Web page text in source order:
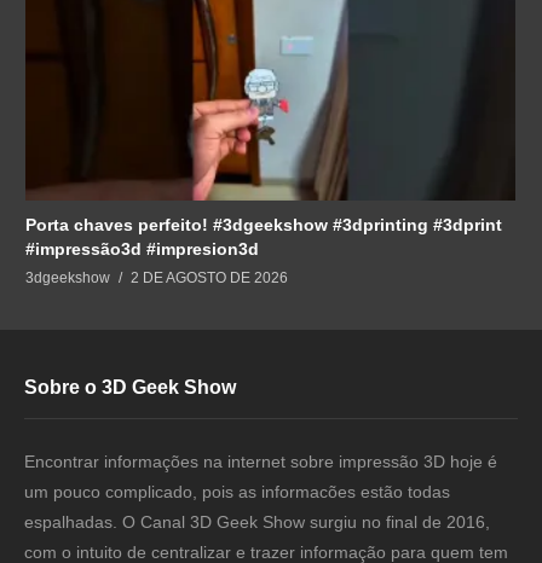
Porta chaves perfeito! #3dgeekshow #3dprinting #3dprint
#impressão3d #impresion3d
3dgeekshow 2 DE AGOSTO DE 2026
Sobre o 3D Geek Show
Encontrar informações na internet sobre impressão 3D hoje é
um pouco complicado, pois as informacões estão todas
espalhadas. O Canal 3D Geek Show surgiu no final de 2016,
com o intuito de centralizar e trazer informação para quem tem